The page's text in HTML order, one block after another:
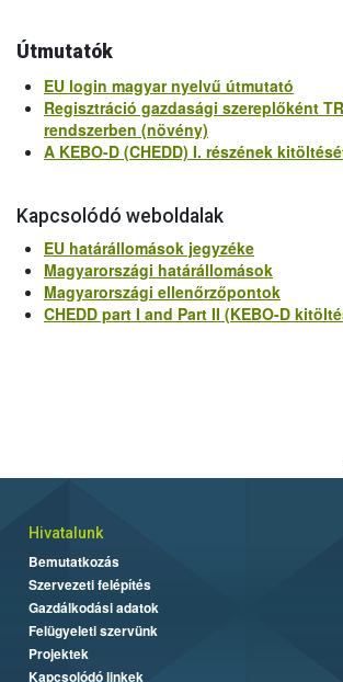
Útmutatók
EU login magyar nyelvű útmutató
Regisztráció gazdasági szereplőként
rendszerben (növény)
A KEBO-D (CHEDD) I. részének
Kapcsolódó weboldalak
EU határállomások jegyzéke
Magyarországi határállomások
Magyarországi ellenőrzőpontok
CHEDD part I and Part II (KEBO-D
Hivatalunk
Bemutatkozás
Szervezeti felépítés
Gazdálkodási adatok
Felügyeleti szervünk
Projektek
Kapcsolódó linkek